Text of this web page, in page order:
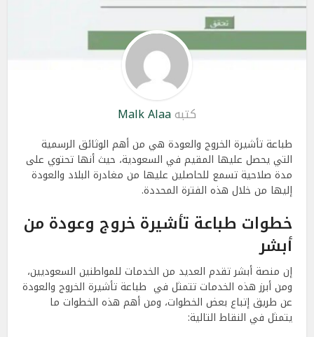
كتبهMalk Alaa
طباعة تأشيرة الخروج والعودة هي من أهم الوثائق الرسمية
التي يحصل عليها المقيم في السعودية، حيث أنها تحتوي على
مدة صلاحية تسمع للحاصلين عليها من مغادرة البلاد والعودة
إليها من خلال هذه الفترة المحددة.
خطوات طباعة تأشيرة خروج وعودة من
أبشر
إن منصة أبشر تقدم العديد من الخدمات للمواطنين السعوديين،
ومن أبرز هذه الخدمات تتمثل في طباعة تأشيرة الخروج والعودة
عن طريق إتباع بعض الخطوات، ومن أهم هذه الخطوات ما
يتمثل في النقاط التالية: